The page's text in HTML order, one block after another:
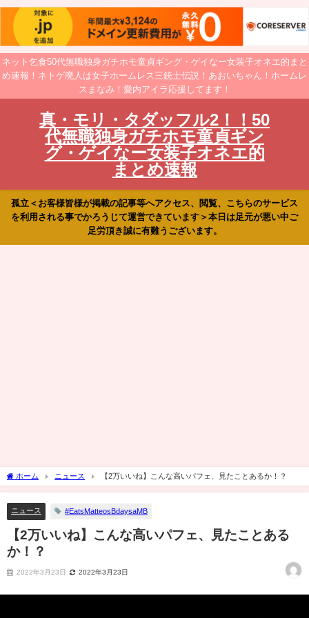
ネット乞食50代無職独身ガチホモ童貞ギング・ゲイなー女装子オネエ的まと
め速報！ネトゲ廃人は女子ホームレス三銃士伝説！あおいちゃん！ホームレ
スまなみ！愛内アイラ応援してます！
真・モリ・タダッフル2！！50
代無職独身ガチホモ童貞ギン
グ・ゲイなー女装子オネエ的
まとめ速報
孤立＜お客様皆様が掲載の記事等へアクセス、閲覧、こちらのサービス
を利用される事でかろうじて運営できています＞本日は足元が悪い中ご
足労頂き誠に有難うございます。
ホーム ニュース 【2万いいね】こんな高いパフェ、見たことあるか！？
ニュース #EatsMatteosBdaysaMB
【2万いいね】こんな高いパフェ、見たことある
か！？
2022年3月23日 2022年3月23日